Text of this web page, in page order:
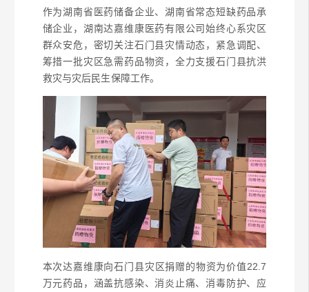
作为湖南省医药储备企业、湖南省常态短缺药品承
储企业，湖南达嘉维康医药有限公司始终心系灾区
群众安危，密切关注石门县灾情动态，紧急调配、
筹措一批灾区急需药品物资，全力支援石门县抗洪
救灾与灾后民生保障工作。
本次达嘉维康向石门县灾区捐赠的物资为价值22.7
万元药品，涵盖抗感染、消炎止痛、消毒防护、应